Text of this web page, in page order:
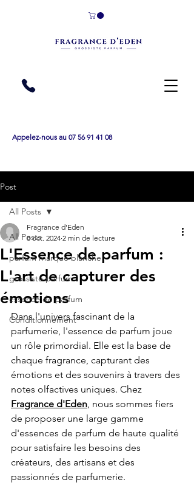
Appelez-nous au 07 56 91 41 08
Post
All Posts
parfum marque blanche
grossiste parfum
essence de parfum
Conditionnement
All Posts
L'Essence de parfum :
L'art de capturer des
émotions
Fragrance d'Eden
8 oct. 2024 2 min de lecture
Dans l'univers fascinant de la
parfumerie, l'essence de parfum joue
un rôle primordial. Elle est la base de
chaque fragrance, capturant des
émotions et des souvenirs à travers des
notes olfactives uniques. Chez
Fragrance d'Eden, nous sommes fiers
de proposer une large gamme
d'essences de parfum de haute qualité
pour satisfaire les besoins des
créateurs, des artisans et des
passionnés de parfumerie.